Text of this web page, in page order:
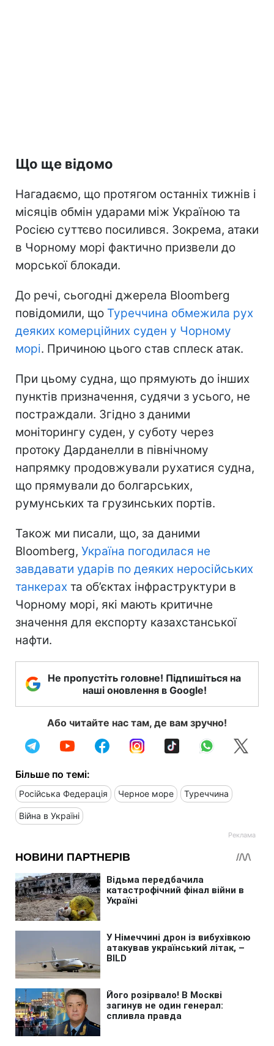
Що ще відомо
Нагадаємо, що протягом останніх тижнів і
місяців обмін ударами між Україною та
Росією суттєво посилився. Зокрема, атаки
в Чорному морі фактично призвели до
морської блокади.
До речі, сьогодні джерела Bloomberg
повідомили, що Туреччина обмежила рух
деяких комерційних суден у Чорному
морі. Причиною цього став сплеск атак.
При цьому судна, що прямують до інших
пунктів призначення, судячи з усього, не
постраждали. Згідно з даними
моніторингу суден, у суботу через
протоку Дарданелли в північному
напрямку продовжували рухатися судна,
що прямували до болгарських,
румунських та грузинських портів.
Також ми писали, що, за даними
Bloomberg, Україна погодилася не
завдавати ударів по деяких неросійських
танкерах та об’єктах інфраструктури в
Чорному морі, які мають критичне
значення для експорту казахстанської
нафти.
Не пропустіть головне! Підпишіться на
наші оновлення в Google!
Або читайте нас там, де вам зручно!
Більше по темі:
Російська Федерація Черное море Туреччина
Війна в Україні